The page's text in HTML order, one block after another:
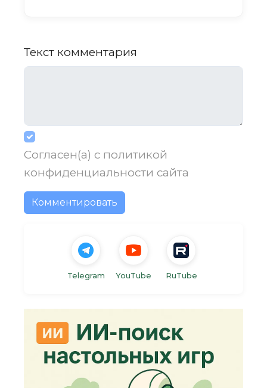
Текст комментария
Согласен(а) с политикой
конфиденциальности сайта
Комментировать
Telegram YouTube RuTube